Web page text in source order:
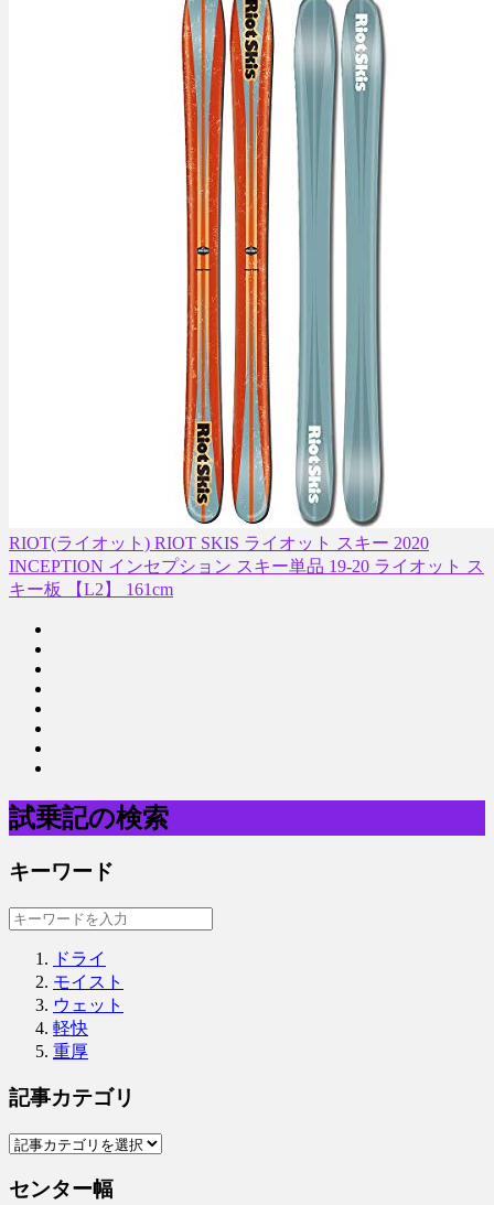
RIOT(ライオット) RIOT SKIS ライオット スキー 2020
INCEPTION インセプション スキー単品 19-20 ライオット ス
キー板 【L2】 161cm
試乗記の検索
キーワード
ドライ
モイスト
ウェット
軽快
重厚
記事カテゴリ
センター幅